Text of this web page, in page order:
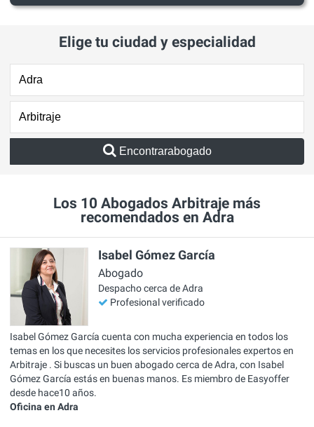
Elige tu ciudad y especialidad
Encontrarabogado
Los 10 Abogados Arbitraje más
recomendados en Adra
Isabel Gómez García
Abogado
Despacho cerca de Adra
Profesional verificado
Isabel Gómez García cuenta con mucha experiencia en todos los
temas en los que necesites los servicios profesionales expertos en
Arbitraje . Si buscas un buen abogado cerca de Adra, con Isabel
Gómez García estás en buenas manos. Es miembro de Easyoffer
desde hace10 años.
Oficina en Adra